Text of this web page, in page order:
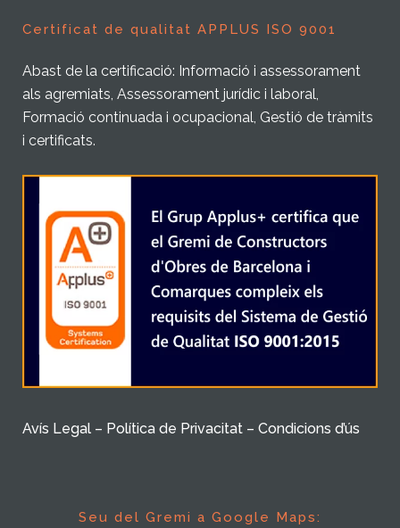
Certificat de qualitat APPLUS ISO 9001
Abast de la certificació: Informació i assessorament
als agremiats, Assessorament jurídic i laboral,
Formació continuada i ocupacional, Gestió de tràmits
i certificats.
Avís Legal – Política de Privacitat – Condicions d’ús
Seu del Gremi a Google Maps: